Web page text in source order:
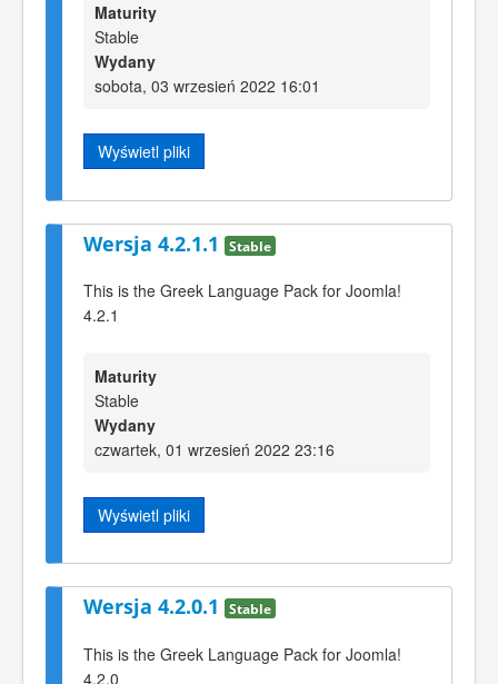
Maturity
Stable
Wydany
sobota, 03 wrzesień 2022 16:01
Wyświetl pliki
Wersja 4.2.1.1 Stable
This is the Greek Language Pack for Joomla!
4.2.1
Maturity
Stable
Wydany
czwartek, 01 wrzesień 2022 23:16
Wyświetl pliki
Wersja 4.2.0.1 Stable
This is the Greek Language Pack for Joomla!
4.2.0